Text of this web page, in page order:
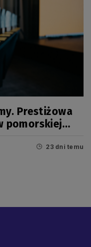
Prestiżowa
pomorskiej
23 dni temu